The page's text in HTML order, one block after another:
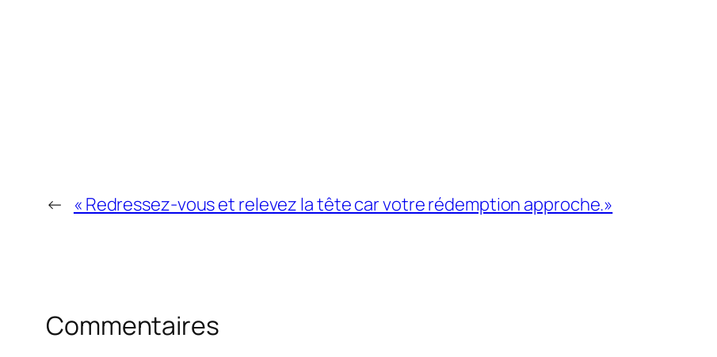
← « Redressez-vous et relevez la tête car votre rédemption approche.»
Commentaires